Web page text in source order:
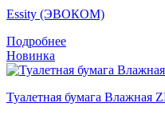
Essity (ЭВОКОМ)
Подробнее
Новинка
Туалетная бумага Влажная